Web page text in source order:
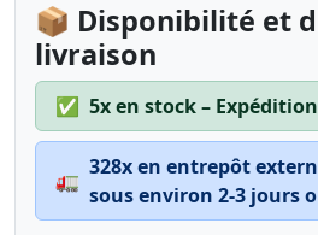
📦 Disponibilité et
livraison
✅ 5x en stock –
🚛
328x en entrepôt
sous environ 2-3 jours